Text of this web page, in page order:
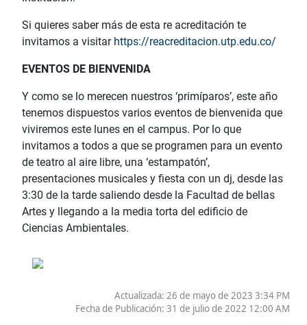
Si quieres saber más de esta re acreditación te
invitamos a visitar https://reacreditacion.utp.edu.co/
EVENTOS DE BIENVENIDA
Y como se lo merecen nuestros ‘primíparos’, este año
tenemos dispuestos varios eventos de bienvenida que
viviremos este lunes en el campus. Por lo que
invitamos a todos a que se programen para un evento
de teatro al aire libre, una ‘estampatón’,
presentaciones musicales y fiesta con un dj, desde las
3:30 de la tarde saliendo desde la Facultad de bellas
Artes y llegando a la media torta del edificio de
Ciencias Ambientales.
Actualizada: 26 de mayo de 2023 3:34 PM
Fecha de Publicación: 31 de julio de 2022 12:00 AM